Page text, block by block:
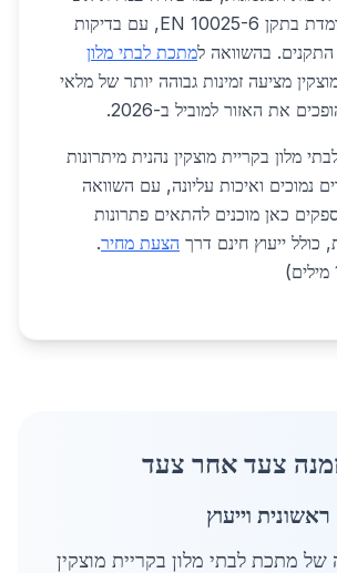
ללובי מלונות, עומדת בתקן EN 10025-6, עם בדיקות
התקנים. בהשוואה למתכת לבתי מלון
מציעה זמינות גבוהה יותר של מלאי
את האזור למוביל ב-2026.
מלון בקריית מוצקין נהנית מיתרונות
נמוכים ואיכות עליונה, עם השוואה
כאן מוכנים להתאים פתרונות
כולל ייעוץ חינם דרך הצעת מחיר.
צעד אחר צעד
של מתכת לבתי מלון בקריית מוצקין